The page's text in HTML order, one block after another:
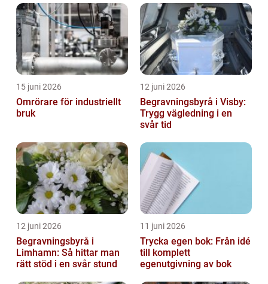
15 juni 2026
Omrörare för industriellt
bruk
12 juni 2026
Begravningsbyrå i Visby:
Trygg vägledning i en
svår tid
12 juni 2026
Begravningsbyrå i
Limhamn: Så hittar man
rätt stöd i en svår stund
11 juni 2026
Trycka egen bok: Från idé
till komplett
egenutgivning av bok